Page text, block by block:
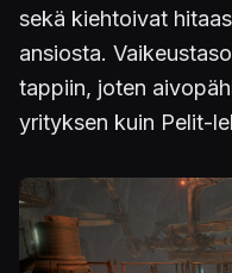
sekä kiehtoivat
ansiosta.
tappiin, joten
yrityksen kuin Pelit-